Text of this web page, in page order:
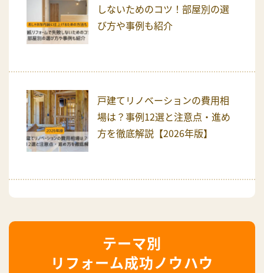
しないためのコツ！部屋別の選
び方や事例も紹介
戸建てリノベーションの費用相
場は？事例12選と注意点・進め
方を徹底解説【2026年版】
リフォーム成功ノウハウ